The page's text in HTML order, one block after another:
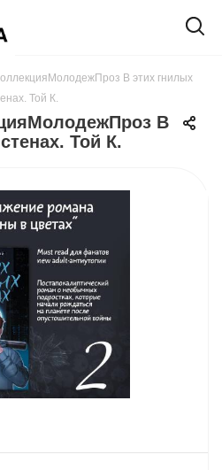
В этих гнилых
Той К.
В
Той К.